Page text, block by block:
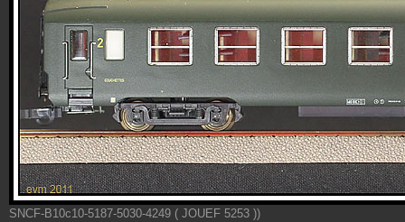
SNCF-B10c10-5187-5030-4249 ( JOUEF 5253 ))